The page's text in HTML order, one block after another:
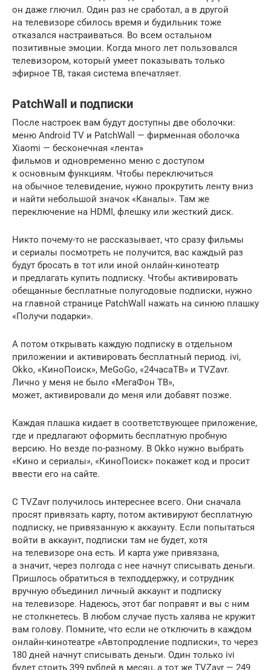
он даже глючил. Один раз не сработал, а в другой
на телевизоре сбилось время и будильник тоже
отказался настраиваться. Во всем остальном
позитивные эмоции. Когда много лет пользовался
телевизором, который умеет показывать только
эфирное ТВ, такая система впечатляет.
PatchWall и подписки
После настроек вам будут доступны две оболочки:
меню Android TV и PatchWall — фирменная оболочка
Xiaomi — бесконечная «лента»
фильмов и одновременно меню с доступом
к основным функциям. Чтобы переключиться
на обычное телевидение, нужно прокрутить ленту вниз
и найти небольшой значок «Каналы». Там же
переключение на HDMI, флешку или жесткий диск.
Никто почему-то не рассказывает, что сразу фильмы
и сериалы посмотреть не получится, вас каждый раз
будут бросать в тот или иной онлайн-кинотеатр
и предлагать купить подписку. Чтобы активировать
обещанные бесплатные полугодовые подписки, нужно
на главной странице PatchWall нажать на синюю плашку
«Получи подарки».
А потом открывать каждую подписку в отдельном
приложении и активировать бесплатный период. ivi,
Okko, «КиноПоиск», MeGoGo, «24часаТВ» и TVZavr.
Лично у меня не было «МегаФон ТВ»,
может, активировали до меня или добавят позже.
Каждая плашка кидает в соответствующее приложение,
где и предлагают оформить бесплатную пробную
версию. Но везде по-разному. В Okko нужно выбрать
«Кино и сериалы», «КиноПоиск» покажет код и просит
ввести его на сайте.
С TVZavr получилось интереснее всего. Они сначала
просят привязать карту, потом активируют бесплатную
подписку, не привязанную к аккаунту. Если попытаться
войти в аккаунт, подписки там не будет, хотя
на телевизоре она есть. И карта уже привязана,
а значит, через полгода с нее начнут списывать деньги.
Пришлось обратиться в техподдержку, и сотрудник
вручную объединил личный аккаунт и подписку
на телевизоре. Надеюсь, этот баг поправят и вы с ним
не столкнетесь. В любом случае пусть халява не кружит
вам голову. Помните, что если не отключить в каждом
онлайн-кинотеатре «Автопродление подписки», то через
180 дней начнут списывать деньги. Один только ivi
будет стоить 399 рублей в месяц, а тот же TVZavr — 249